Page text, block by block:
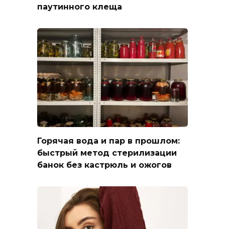
паутинного клеща
Горячая вода и пар в прошлом:
быстрый метод стерилизации
банок без кастрюль и ожогов